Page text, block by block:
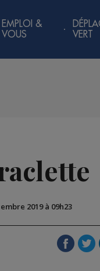
EMPLOI &
VOUS
VERT
2019 à 09h23